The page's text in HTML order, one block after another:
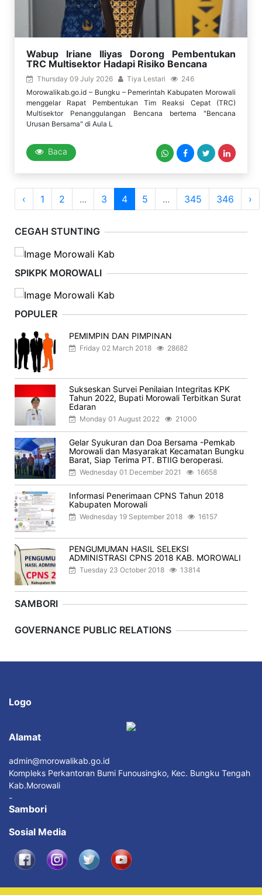
Wabup Iriane Iliyas Dorong Pembentukan
TRC Multisektor Hadapi Risiko Bencana
Thursday 09 July 2026 Tiya Lestari
246
Morowalikab.go.id – Bungku – Pemerintah Kabupaten Morowali
menggelar Rapat Pembentukan Tim Reaksi Cepat (TRC)
Multisektor Penanggulangan Bencana bertema "Bencana
Urusan Bersama" di Aula L
Baca
‹ 1 2 ... 3 4 5 ... 345 346 ›
CEGAH STUNTING
SPIKPK MOROWALI
POPULER
PEMIMPIN DAN PIMPINAN
Friday 02 March 2018 28682
Sukseskan Survei Penilaian Integritas KPK
Tahun 2022, Bupati Morowali Terbitkan Surat
Edaran
Monday 01 August 2022 21000
Gelar Syukuran dan Doa Bersama -Pemkab
Morowali dan Masyarakat Kecamatan Bungku
Barat, Siap Terima PT. BTIIG beroperasi.
Wednesday 01 December 2021 16658
Informasi Penerimaan CPNS Tahun 2018
Kabupaten Morowali
Wednesday 19 September 2018 16157
PENGUMUMAN HASIL SELEKSI
ADMINISTRASI CPNS 2018 KAB. MOROWALI
Tuesday 23 October 2018 13814
SAMBORI
Previous
GOVERNANCE PUBLIC RELATIONS
Logo
Alamat
admin@morowalikab.go.id
Kompleks Perkantoran Bumi Funousingko, Kec. Bungku Tengah
Kab.Morowali
-
Sambori
Sosial Media